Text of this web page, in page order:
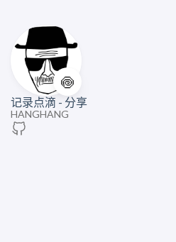
🍥
记录点滴 - 分享
HANGHANG